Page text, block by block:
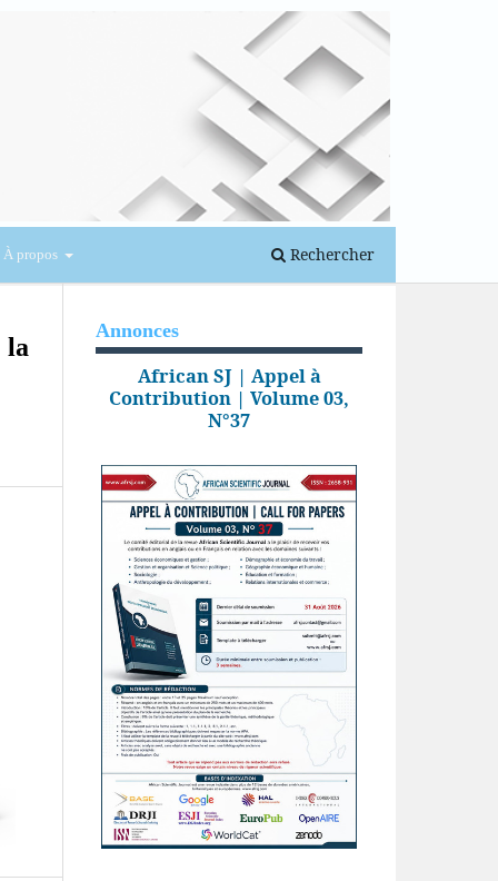
À propos Rechercher
Se connecter
la
Annonces
African SJ | Appel à
Contribution | Volume 03,
N°37